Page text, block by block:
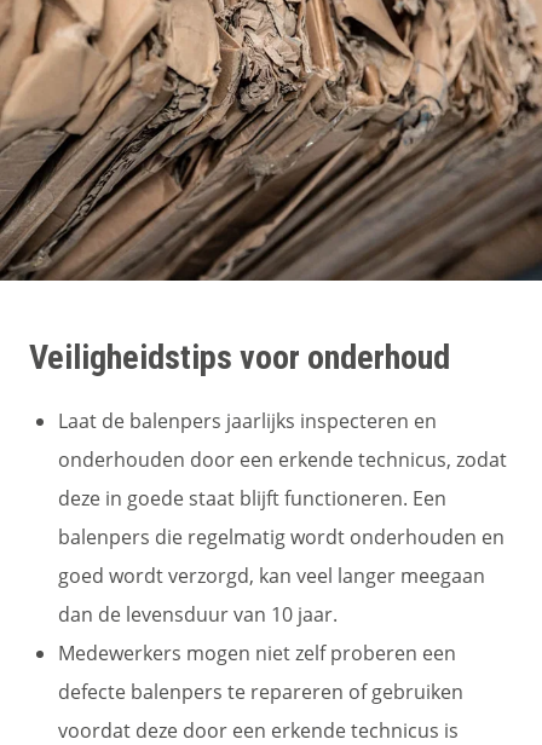
Veiligheidstips voor onderhoud
Laat de balenpers jaarlijks inspecteren en
onderhouden door een erkende technicus, zodat
deze in goede staat blijft functioneren. Een
balenpers die regelmatig wordt onderhouden en
goed wordt verzorgd, kan veel langer meegaan
dan de levensduur van 10 jaar.
Medewerkers mogen niet zelf proberen een
defecte balenpers te repareren of gebruiken
voordat deze door een erkende technicus is